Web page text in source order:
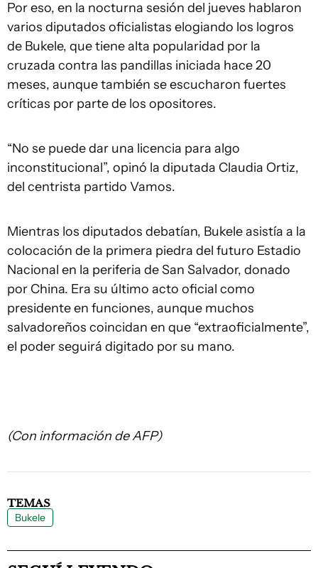
Por eso, en la nocturna sesión del jueves hablaron
varios diputados oficialistas elogiando los logros
de Bukele, que tiene alta popularidad por la
cruzada contra las pandillas iniciada hace 20
meses, aunque también se escucharon fuertes
críticas por parte de los opositores.
“No se puede dar una licencia para algo
inconstitucional”, opinó la diputada Claudia Ortiz,
del centrista partido Vamos.
Mientras los diputados debatían, Bukele asistía a la
colocación de la primera piedra del futuro Estadio
Nacional en la periferia de San Salvador, donado
por China. Era su último acto oficial como
presidente en funciones, aunque muchos
salvadoreños coincidan en que “extraoficialmente”,
el poder seguirá digitado por su mano.
(Con información de AFP)
TEMAS
Bukele